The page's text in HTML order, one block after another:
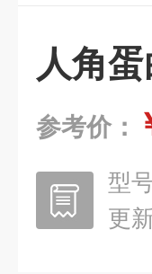
人角
参考价：
型
更